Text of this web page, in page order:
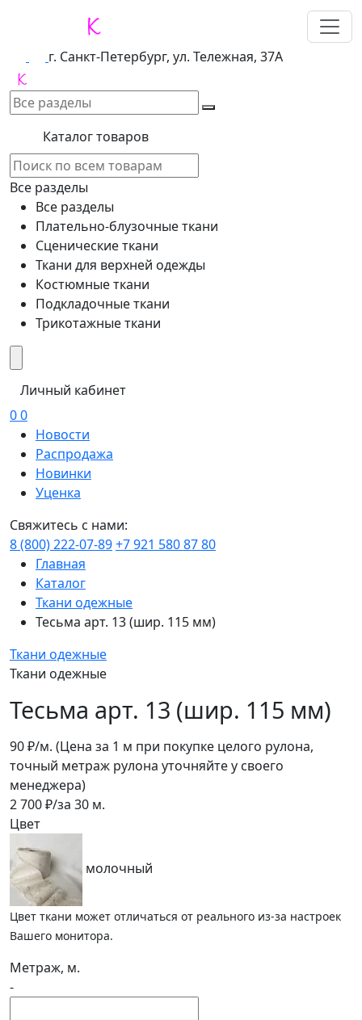
г. Санкт-Петербург, ул. Тележная, 37А
Каталог товаров
Все разделы
Все разделы
Плательно-блузочные ткани
Сценические ткани
Ткани для верхней одежды
Костюмные ткани
Подкладочные ткани
Трикотажные ткани
Личный кабинет
00
Новости
Распродажа
Новинки
Уценка
Свяжитесь с нами:
8 (800) 222-07-89+7 921 580 87 80
Главная
Каталог
Ткани одежные
Тесьма арт. 13 (шир. 115 мм)
Ткани одежные
Ткани одежные
Тесьма арт. 13 (шир. 115 мм)
90₽/м. (Цена за 1 м при покупке целого рулона,
точный метраж рулона уточняйте у своего
менеджера)
2 700₽/за 30 м.
Цвет
молочный
Цвет ткани может отличаться от реального из-за настроек
Вашего монитора.
Метраж, м.
-